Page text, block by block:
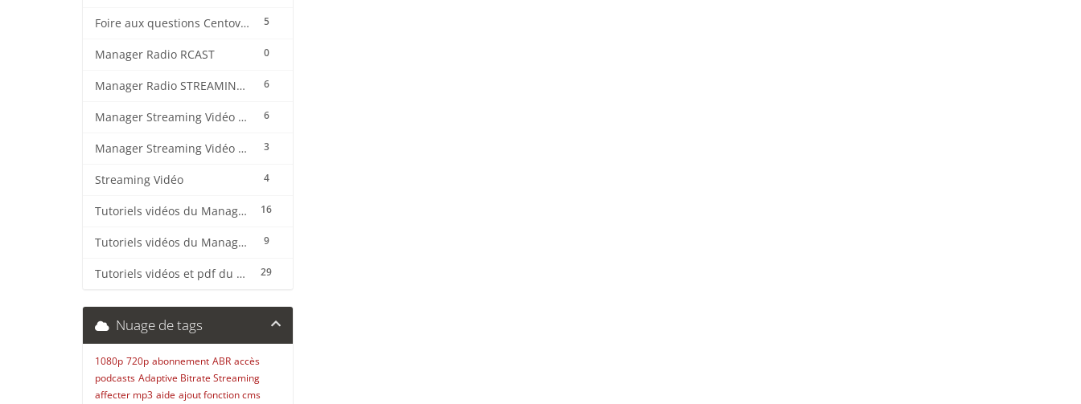
5
Foire aux questions CentovaCast
0
Manager Radio RCAST
6
Manager Radio STREAMING CENTER
6
Manager Streaming Vidéo TVMCP
3
Manager Streaming Vidéo VDO
4
Streaming Vidéo
16
Tutoriels vidéos du Manager Radio CentovaCast
9
Tutoriels vidéos du Manager Radio STREAMING CENTER
29
Tutoriels vidéos et pdf du CMS Radio Wordpress + OnAir2/Pro.Radio
Nuage de tags
1080p 720p abonnement ABR accès
podcasts Adaptive Bitrate Streaming
affecter mp3 aide ajout fonction cms